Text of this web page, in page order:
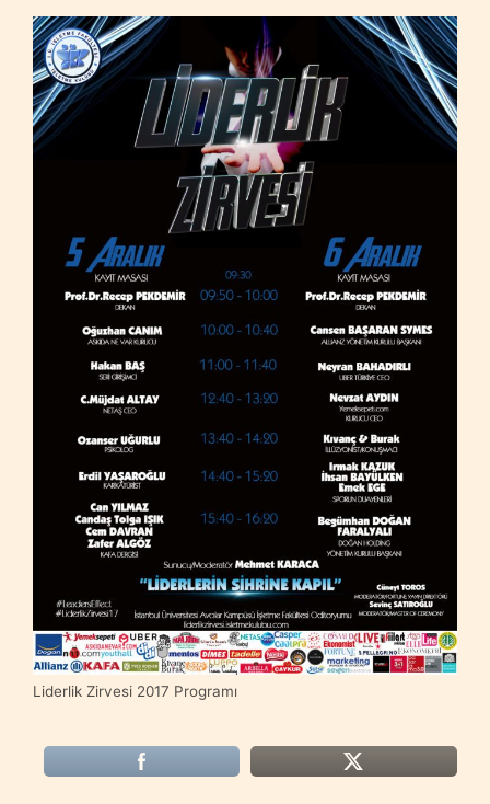
Liderlik Zirvesi 2017 Programı